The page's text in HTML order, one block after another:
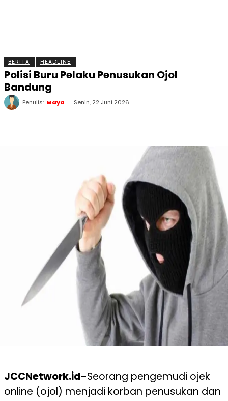
BERITA HEADLINE
Polisi Buru Pelaku Penusukan Ojol
Bandung
Penulis: Maya Senin, 22 Juni 2026
JCCNetwork.id-Seorang pengemudi ojek
online (ojol) menjadi korban penusukan dan